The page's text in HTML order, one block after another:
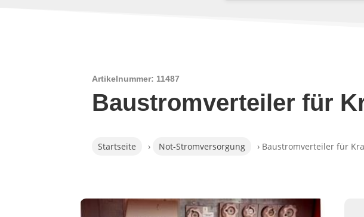
Artikelnummer: 11487
Baustromverteiler für
Startseite › Not-Stromversorgung › Baustromverteiler für